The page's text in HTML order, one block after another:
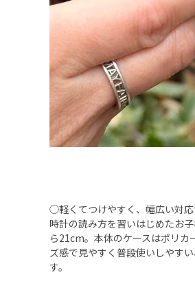
◯軽くてつけやすく、幅広い対
時計の読み方を習いはじめたお
ら21cm。本体のケースはポリカ
ズ感で見やすく普段使いしやす
す。